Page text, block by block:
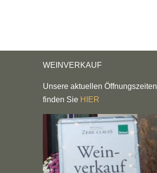
WEINVERKAUF
Unsere aktuellen Öffnungszeiten
finden Sie HIER